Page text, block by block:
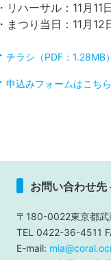
・リハーサル：11月
・まつり当日：11月
チラシ（PDF：1.28MB
申込みフォームはこち
お問い合わせ先
〒180-0022東京都
TEL 0422-36-4511
E-mail: